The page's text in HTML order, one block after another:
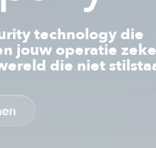
technology die
jouw operatie
die niet